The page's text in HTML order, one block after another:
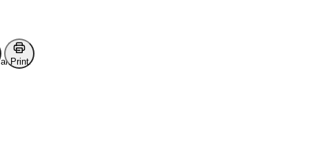
Print